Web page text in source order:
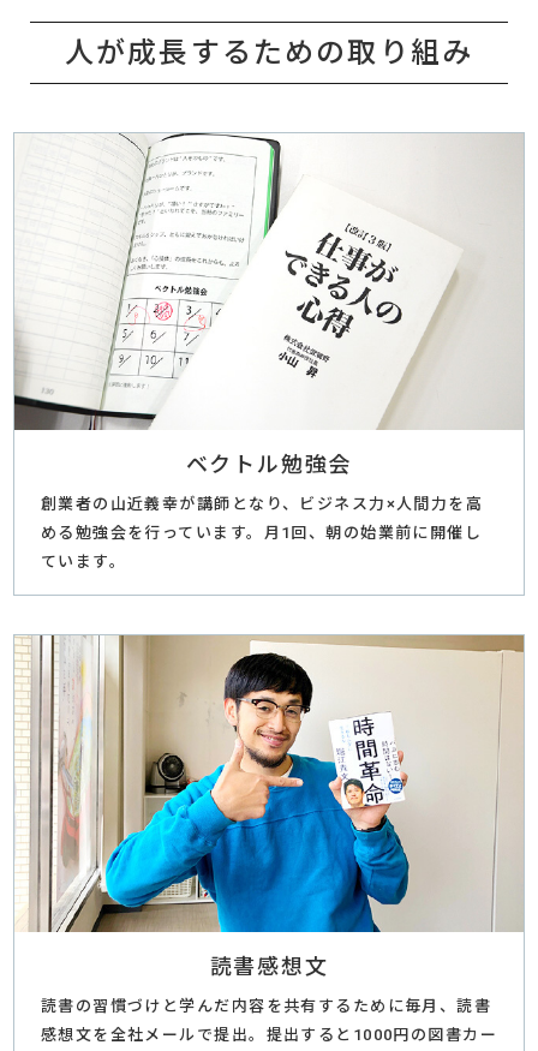
人が成長するための取り組み
ベクトル勉強会
創業者の山近義幸が講師となり、ビジネス力×人間力を高
める勉強会を行っています。月1回、朝の始業前に開催し
ています。
読書感想文
読書の習慣づけと学んだ内容を共有するために毎月、読書
感想文を全社メールで提出。提出すると1000円の図書カー